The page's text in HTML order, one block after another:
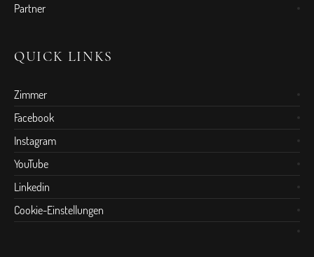
Partner
QUICK LINKS
Zimmer
Facebook
Instagram
YouTube
Linkedin
Cookie-Einstellungen